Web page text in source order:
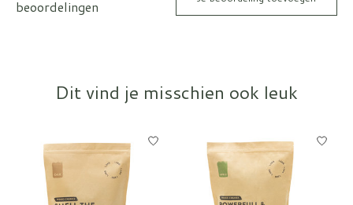
beoordelingen
Dit vind je misschien ook leuk
Items van productcarrousel